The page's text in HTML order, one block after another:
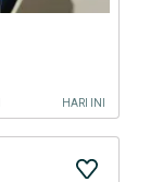
HARI INI